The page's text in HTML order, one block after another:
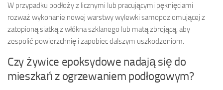
W przypadku podłoży z licznymi lub pracującymi pęknięciami
rozważ wykonanie nowej warstwy wylewki samopoziomującej z
zatopioną siatką z włókna szklanego lub matą zbrojącą, aby
zespolić powierzchnię i zapobiec dalszym uszkodzeniom.
Czy żywice epoksydowe nadają się do
mieszkań z ogrzewaniem podłogowym?